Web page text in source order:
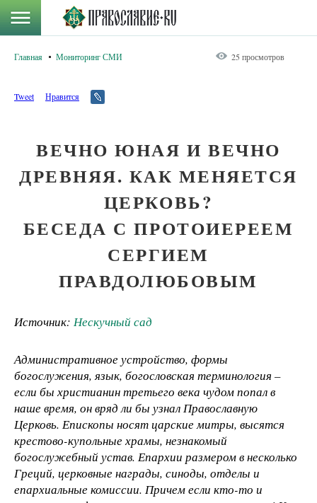
Главная Мониторинг СМИ 25 просмотров
Tweet Нравится
ВЕЧНО ЮНАЯ И ВЕЧНО
ДРЕВНЯЯ. КАК МЕНЯЕТСЯ
ЦЕРКОВЬ?
БЕСЕДА С ПРОТОИЕРЕЕМ
СЕРГИЕМ
ПРАВДОЛЮБОВЫМ
Источник: Нескучный сад
Административное устройство, формы
богослужения, язык, богословская терминология –
если бы христианин третьего века чудом попал в
наше время, он вряд ли бы узнал Православную
Церковь. Епископы носят царские митры, высятся
крестово-купольные храмы, незнакомый
богослужебный устав. Епархии размером в несколько
Греций, церковные награды, синоды, отделы и
епархиальные комиссии. Причем если кто-то и